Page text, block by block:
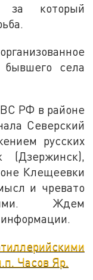
за который
села
РФ в районе
Северский
русских
Клещеевки
и чревато
Ждем
Часов Яр.